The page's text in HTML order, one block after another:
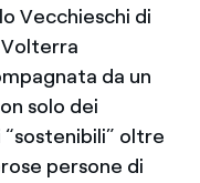
Vecchieschi di
da un
solo dei
oltre
persone di